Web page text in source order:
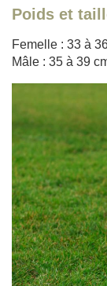
Poids et
Femelle : 33 à
Mâle : 35 à 39